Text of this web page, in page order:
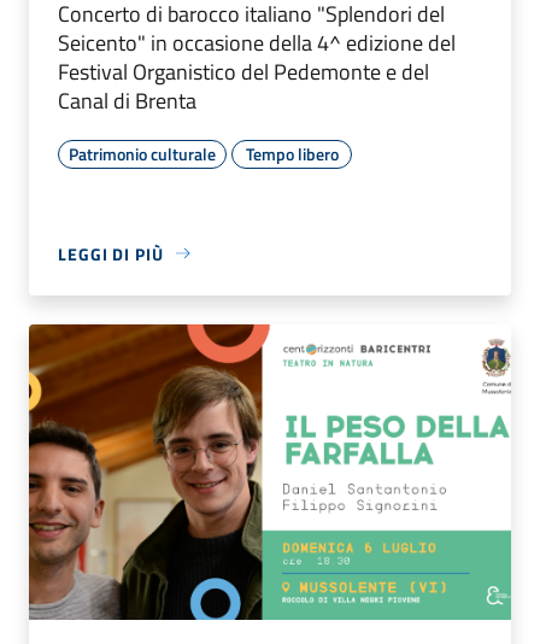
Concerto di barocco italiano "Splendori del
Seicento" in occasione della 4^ edizione del
Festival Organistico del Pedemonte e del
Canal di Brenta
Patrimonio culturale Tempo libero
LEGGI DI PIÙ